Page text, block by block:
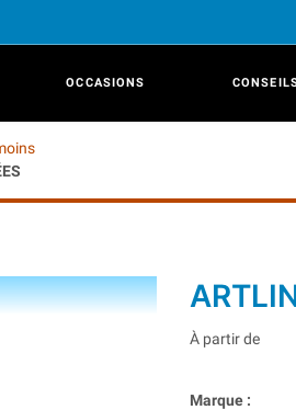
OCCASIONS
À partir de
Marque :